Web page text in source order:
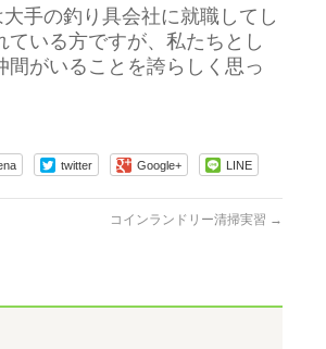
手の釣り具会社に就職してし
ている方ですが、私たちとし
間がいることを誇らしく思っ
twitter Google+ LINE
コインランドリー清掃実習 →